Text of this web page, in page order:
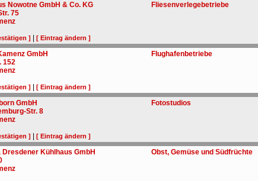
Nowotne GmbH & Co. KG
75
] [ Eintrag ändern ]
Fliesenverlegebetriebe
GmbH
152
] [ Eintrag ändern ]
Flughafenbetriebe
GmbH
Str. 8
] [ Eintrag ändern ]
Fotostudios
Dresdener Kühlhaus GmbH
Obst, Gemüse und Südfrüchte